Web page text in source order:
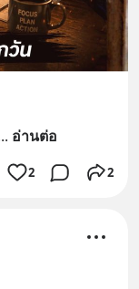
อ่านต่อ
2 2